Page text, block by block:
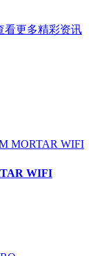
看更多精彩资讯
WIFI